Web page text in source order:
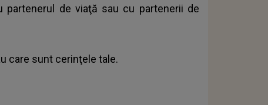
partenerul de viaţă sau cu partenerii de
care sunt cerinţele tale.